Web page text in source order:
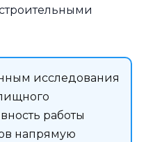
исследования
работы
напрямую